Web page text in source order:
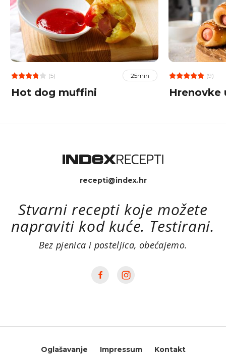
(5) 25min
Hot dog muffini
(9)
Hrenovke
recepti@index.hr
Stvarni recepti koje možete
napraviti kod kuće. Testirani.
Bez pjenica i posteljica, obećajemo.
Oglašavanje Impressum Kontakt